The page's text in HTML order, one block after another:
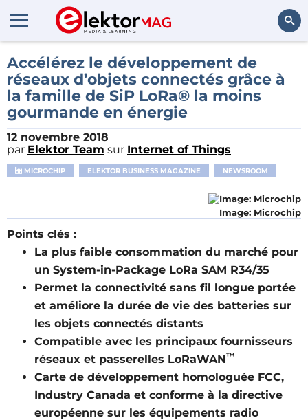
Rechercher
Accélérez le développement de
réseaux d’objets connectés grâce à
la famille de SiP LoRa® la moins
gourmande en énergie
12 novembre 2018
par Elektor Team sur Internet of Things
MICROCHIP ELEKTOR BUSINESS MAGAZINE NEWSROOM
Image: Microchip
Points clés :
La plus faible consommation du marché pour
un System-in-Package LoRa SAM R34/35
Permet la connectivité sans fil longue portée
et améliore la durée de vie des batteries sur
les objets connectés distants
Compatible avec les principaux fournisseurs
réseaux et passerelles LoRaWAN™
Carte de développement homologuée FCC,
Industry Canada et conforme à la directive
européenne sur les équipements radio